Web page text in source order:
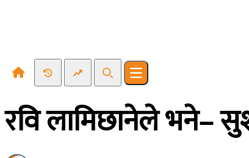
Recent NewsTrending News
SearchOpen main menu
रवि लामिछानेले भने–